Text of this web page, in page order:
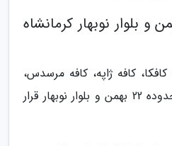
های محله 22 بهمن و بلوار نوبهار کرمانشاه
کافکا، کافه ژاپه، کافه مرسدس،
کافه موگه و کافه دژاوو محدوده 22 بهمن و بلوار نوبهار قرار